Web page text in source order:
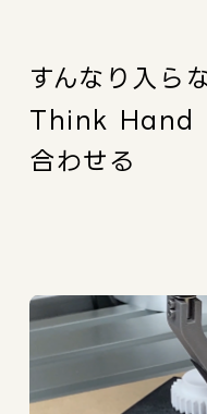
すんなり入ら
Think Hand
合わせる